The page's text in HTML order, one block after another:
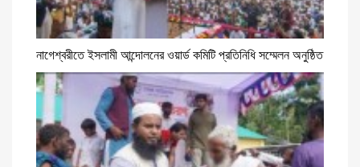
নাগেশ্বরীতে ইসলামী আন্দোলনের ওয়ার্ড কমিটি প্রতিনিধি সম্মেলন অনুষ্ঠিত